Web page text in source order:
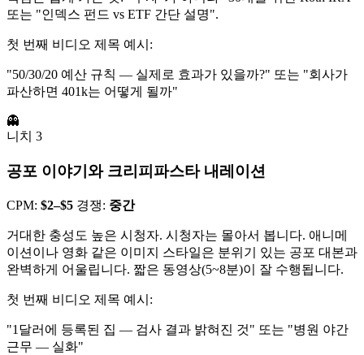
또는 "인덱스 펀드 vs ETF 간단 설명".
첫 번째 비디오 제목 예시:
"50/30/20 예산 규칙 — 실제로 효과가 있을까?" 또는 "회사가
파산하면 401k는 어떻게 될까"
👻
니치 3
공포 이야기와 크리피파스타 내레이션
CPM: $2–$5 경쟁: 중간
거대한 충성도 높은 시청자. 시청자는 몰아서 봅니다. 애니메
이션이나 영화 같은 이미지 스타일은 분위기 있는 공포 대본과
완벽하게 어울립니다. 짧은 동영상(5~8분)이 잘 수행됩니다.
첫 번째 비디오 제목 예시:
"1달러에 등록된 집 — 검사 결과 밝혀진 것" 또는 "병원 야간
근무 — 실화"